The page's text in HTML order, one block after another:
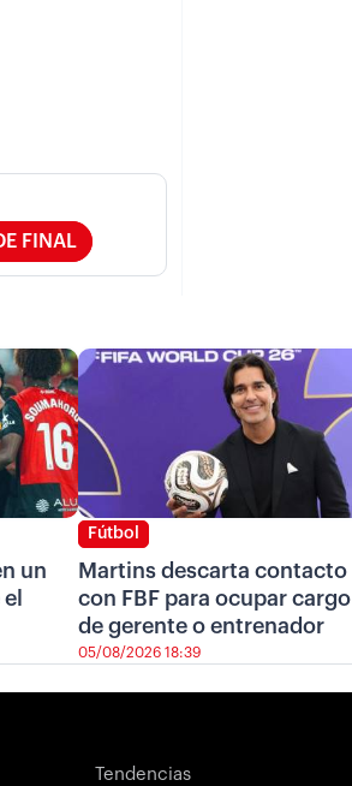
FINAL
un
Fútbol
Martins descarta contacto
con FBF para ocupar cargo
de gerente o entrenador
05/08/2026 18:39
Tendencias